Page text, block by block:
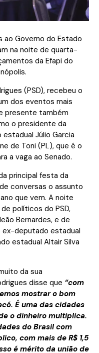
Governo do Estado
na noite de quarta-
da Efapi do
(PSD), recebeu o
dos eventos mais
presente também
o presidente da
Júlio Garcia
de Toni (PL), que é o
a vaga ao Senado.
principal festa da
conversas o assunto
que vem. A noite
políticos do PSD,
Bernardes, e de
deputado estadual
estadual Altair Silva
da sua
disse que “com
mostrar o bom
É uma das cidades
o dinheiro multiplica.
do Brasil com
com mais de R$ 1,5
é mérito da união de